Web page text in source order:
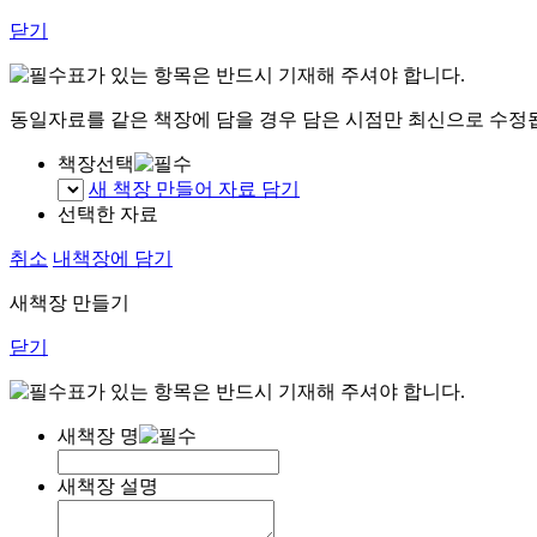
닫기
표가 있는 항목은 반드시 기재해 주셔야 합니다.
동일자료를 같은 책장에 담을 경우 담은 시점만 최신으로 수정
책장선택
새 책장 만들어 자료 담기
선택한 자료
취소 내책장에 담기
새책장 만들기
닫기
표가 있는 항목은 반드시 기재해 주셔야 합니다.
새책장 명
새책장 설명